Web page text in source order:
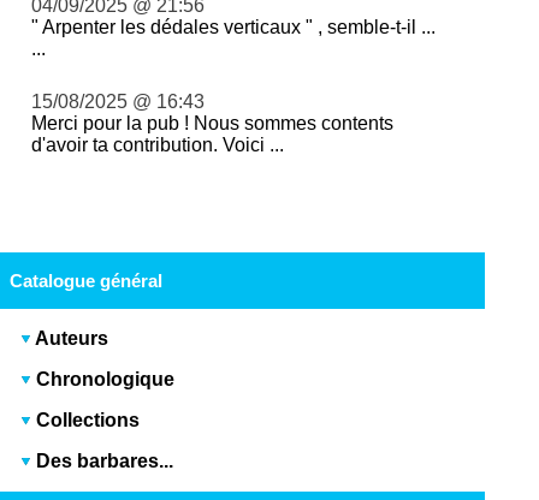
04/09/2025 @ 21:56
" Arpenter les dédales verticaux " , semble-t-il ...
...
15/08/2025 @ 16:43
Merci pour la pub ! Nous sommes contents
d'avoir ta contribution. Voici ...
Catalogue général
Auteurs
Chronologique
Collections
Des barbares...